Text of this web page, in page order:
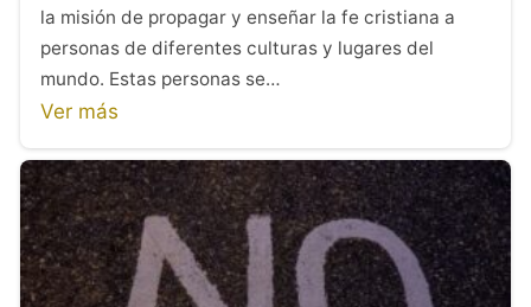
la misión de propagar y enseñar la fe cristiana a
personas de diferentes culturas y lugares del
mundo. Estas personas se…
Ver más